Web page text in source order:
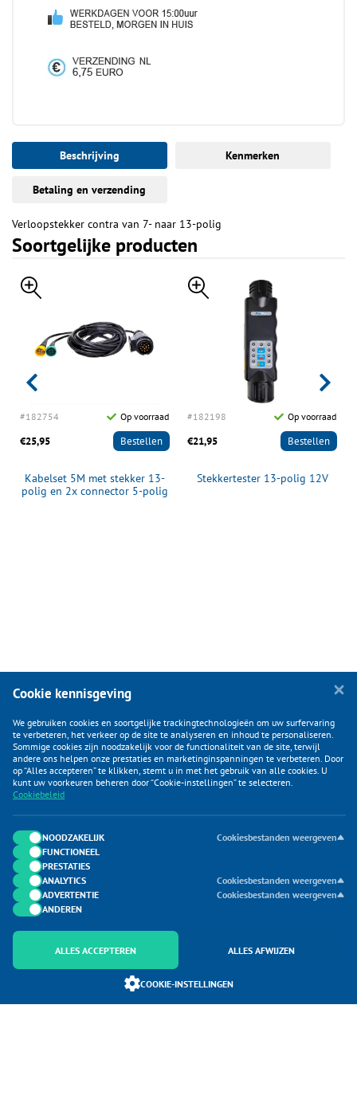
Beschrijving Kenmerken
Betaling en verzending
Verloopstekker contra van 7- naar 13-polig
Soortgelijke producten
#182754 Op voorraad
€25,95 Bestellen
Kabelset 5M met stekker 13-
polig en 2x connector 5-polig
#182198 Op voorraad
€21,95 Bestellen
Stekkertester 13-polig 12V
KLANTENSERVICE
CATEGORIEËN
DUIJVELAAR E-COMMERCE
CONTACTEN
Onderdeel van Duijvelaar E-commerce
SoloMono.net
Cookie kennisgeving
We gebruiken cookies en soortgelijke trackingtechnologieën om uw surfervaring
te verbeteren, het verkeer op de site te analyseren en inhoud te personaliseren.
Sommige cookies zijn noodzakelijk voor de functionaliteit van de site, terwijl
andere ons helpen onze prestaties en marketinginspanningen te verbeteren. Door
op “Alles accepteren” te klikken, stemt u in met het gebruik van alle cookies. U
kunt uw voorkeuren beheren door “Cookie-instellingen” te selecteren.
Cookiebeleid
NOODZAKELIJK
Cookiesbestanden weergeven
FUNCTIONEEL
PRESTATIES
ANALYTICS
Cookiesbestanden weergeven
ADVERTENTIE
Cookiesbestanden weergeven
ANDEREN
ALLES ACCEPTEREN ALLES AFWIJZEN
COOKIE-INSTELLINGEN